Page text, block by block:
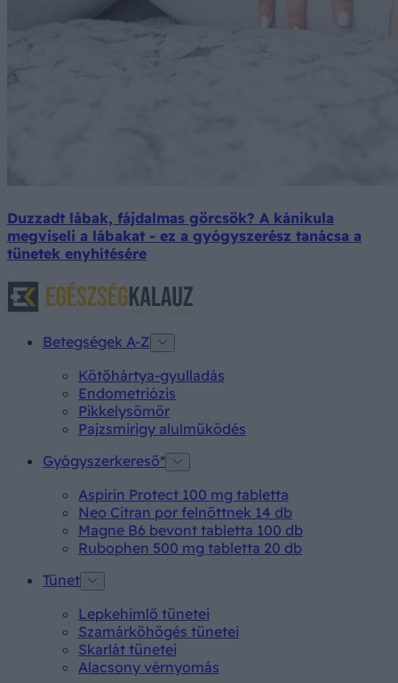
Duzzadt lábak, fájdalmas görcsök? A kánikula
megviseli a lábakat - ez a gyógyszerész tanácsa a
tünetek enyhítésére
Betegségek A-Z
Kötőhártya-gyulladás
Endometriózis
Pikkelysömör
Pajzsmirigy alulműködés
Gyógyszerkereső*
Aspirin Protect 100 mg tabletta
Neo Citran por felnőttnek 14 db
Magne B6 bevont tabletta 100 db
Rubophen 500 mg tabletta 20 db
Tünet
Lepkehimlő tünetei
Szamárköhögés tünetei
Skarlát tünetei
Alacsony vérnyomás